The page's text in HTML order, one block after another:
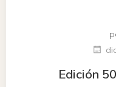
Edición